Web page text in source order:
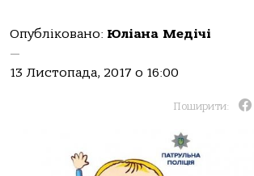
Опубліковано: Юліана Медічі
—
13 Листопада, 2017 о 16:00
Поширити: